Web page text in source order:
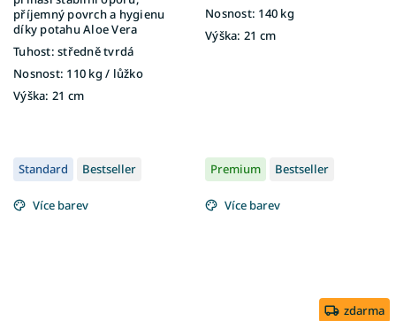
příjemný povrch a hygienu
díky potahu Aloe Vera
Tuhost: středně tvrdá
Nosnost: 110 kg ​​​​​/ lůžko
Výška: 21 cm
Nosnost: 140 kg
Výška: 21 cm
Standard Bestseller
Více barev
Premium Bestseller
Více barev
zdarma